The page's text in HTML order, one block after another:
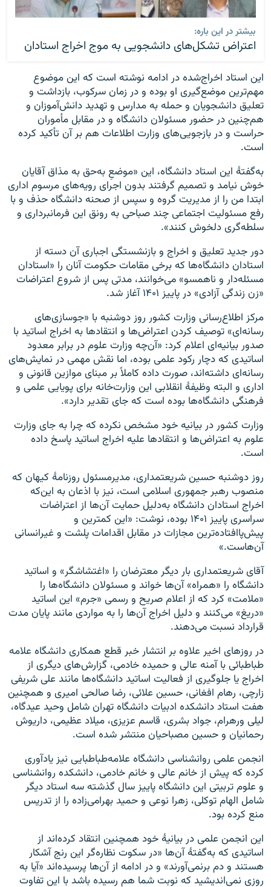
بیشتر در این باره:
اعتراض تشکل‌های دانشجویی به موج اخراج استادان
این استاد اخراج‌شده در ادامه نوشته است که این‌ موضوع
مهم‌ترین موضع‌گیری او بوده و در زمان سرکوب، بازداشت و
تعلیق دانشجویان و حمله به مدارس و تهدید دانش‌آموزان و
هم‌چنین در حضور مسئولان دانشگاه و در مقابل مأموران
حراست و در بازجویی‌های وزارت اطلاعات هم بر آن تأکید کرده
است.
به‌گفتهٔ این استاد دانشگاه، این «موضعِ به‌حق به مذاق آقایان
خوش نیامد و تصمیم گرفتند بدون اجرای رویه‌های مرسوم اداری
ابتدا من را از مدیریت گروه و سپس از صحنه دانشگاه حذف و با
رفع مسئولیت اجتماعی چند صباحی به رونق این فرمانبرداری و
سلطه‌گری دلخوش کنند».
دور جدید تعلیق و اخراج و بازنشستگی اجباری آن دسته از
استادان دانشگاه‌ها که برخی مقامات حکومت آنان را «استادان
مسئله‌دار و ناهمسو» می‌خوانند، مدتی پس از شروع اعتراضات
«زن زندگی آزادی» در پاییز ۱۴۰۱ آغاز شد.
مرکز اطلاع‌رسانی وزارت کشور روز دوشنبه با «جوسازی‌های
رسانه‌ای» توصیف کردن اعتراض‌ها و انتقادها به اخراج اساتید با
صدور بیانیه‌ای اعلام کرد: «آن‌چه وزارت علوم در برابر معدود
اساتیدی که دچار رکود علمی بوده، اما نقش مهمی در نمایش‌های
رسانه‌ای داشته‌اند، صورت داده کاملاً بر مبنای موازین قانونی و
اداری و البته وظیفهٔ انقلابی این وزارت‌خانه برای پویایی علمی و
فرهنگی دانشگاه‌ها بوده است که جای تقدیر دارد».
وزارت کشور در بیانیه خود مشخص نکرده که چرا به جای وزارت
علوم به اعتراض‌ها و انتقادها علیه اخراج اساتید پاسخ داده
است.
روز دوشنبه حسین شریعتمداری، مدیرمسئول روزنامهٔ کیهان که
منصوب رهبر جمهوری اسلامی است، نیز با اذعان به این‌که
اخراج استادان دانشگاه به‌دلیل حمایت آن‌ها از اعتراضات
سراسری پاییز ۱۴۰۱ بوده، نوشت: «این کمترین و
پیش‌پاافتاده‌ترین مجازات در مقابل اقدامات پلشت و غیر‌انسانی
آن‌هاست.»
آقای شریعتمداری بار دیگر معترضان را «اغتشاشگر» و اساتید
دانشگاه را «همراه» آن‌ها خواند و مسئولان دانشگاه‌ها را
«ملامت» کرد که از اعلام صریح و رسمی «جرم» این اساتید
«دریغ» می‌کنند و دلیل اخراج آن‌ها را به مواردی مانند پایان مدت
قرارداد نسبت می‌دهند.
در روزهای اخیر علاوه بر انتشار خبر قطع همکاری دانشگاه علامه
طباطبائی با آمنه عالی و حمیده خادمی، گزارش‌های دیگری از
اخراج یا جلوگیری از فعالیت اساتید دانشگاه‌ها مانند علی شریفی
زارچی، رهام افغانی، حسین علائی، رضا صالحی امیری و همچنین
هفت استاد دانشکده ادبیات دانشگاه تهران شامل وحید عیدگاه،
لیلی ورهرام، جواد بشری، قاسم عزیزی، میلاد عظیمی، داریوش
رحمانیان و حسین مصباحیان منتشر شده است.
انجمن علمی روانشناسی دانشگاه علامه‌طباطبایی نیز یادآوری
کرده که پیش از خانم عالی و خانم خادمی، دانشکده روانشناسی
و علوم تربیتی این دانشگاه پاییز سال گذشته سه استاد دیگر
شامل الهام توکلی، زهرا نوعی و حمید بهرامی‌زاده را از تدریس
منع کرده بود.
این انجمن علمی در بیانیهٔ خود همچنین انتقاد کرده‌اند از
اساتیدی که به‌گفتهٔ آن‌ها «در سکوت نظاره‌گر این رنج آشکار
هستند و دم برنمی‌آورند» و در ادامه از آن‌ها پرسیده‌اند «آیا به
روزی نمی‌اندیشید که نوبت شما هم رسیده باشد با این تفاوت